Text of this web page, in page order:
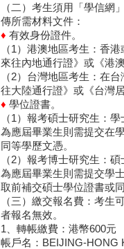
（二）考生須用「學信網
傳所需材料文件：
♦ 有效身份證件。
（1）港澳地區考生：香
來往內地通行證》或《港
（2）台灣地區考生：在
往大陸通行證》或《台灣
♦ 學位證書。
（1）報考碩士研究生：
為應屆畢業生則需提交在
同等學歷文憑。
（2）報考博士研究生：
為應屆畢業生則需提交學
取前補交碩士學位證書或
（三）繳交報名費：考生
者報名無效。
1、轉帳繳費：港幣600元
帳戶名：BEIJING-HONG